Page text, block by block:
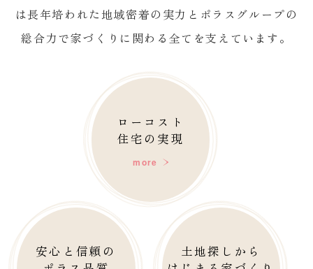
は長年培われた地域密着の実力とポラスグループの
総合力で家づくりに関わる全てを支えています。
ローコスト
住宅の実現
more
安心と信頼の
土地探しから